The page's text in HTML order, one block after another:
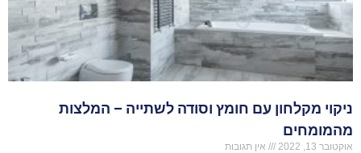
ניקוי מקלחון עם חומץ וסודה לשתייה – המלצות
מהמומחים
אוקטובר 13, 2022 אין תגובות